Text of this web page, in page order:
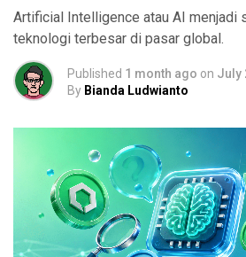
Artificial Intelligence atau AI menjadi
teknologi terbesar di pasar global.
Published 1 month ago on July
By Bianda Ludwianto